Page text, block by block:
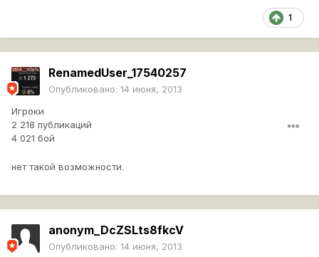
1
RenamedUser_17540257
Опубликовано: 14 июня, 2013
Игроки
2 218 публикаций
4 021 бой
нет такой возможности.
anonym_DcZSLts8fkcV
Опубликовано: 14 июня, 2013